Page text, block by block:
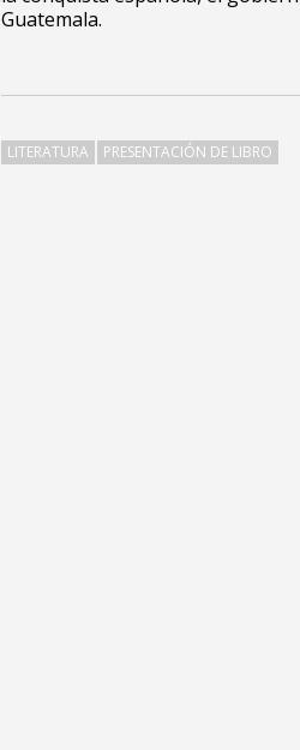
Guatemala.
LITERATURA PRESENTACIÓN DE LIBRO